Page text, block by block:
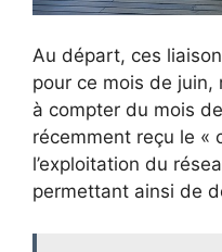
Au départ, ces
pour ce mois de juin,
à compter du mois
récemment reçu le «
l’exploitation du
permettant ainsi de